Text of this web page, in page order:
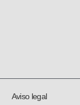
Aviso legal